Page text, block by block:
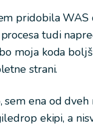
pridobila WAS
tudi
moja koda
strani.
sem ena od
ekipi, a